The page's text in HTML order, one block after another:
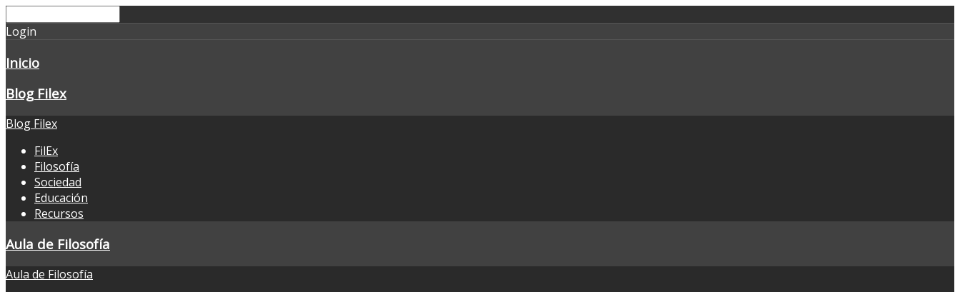
Login
Inicio
Blog Filex
Blog Filex
FilEx
Filosofía
Sociedad
Educación
Recursos
Aula de Filosofía
Aula de Filosofía